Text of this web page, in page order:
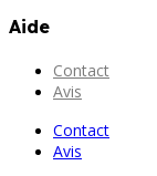
Aide
Contact
Avis
Contact
Avis